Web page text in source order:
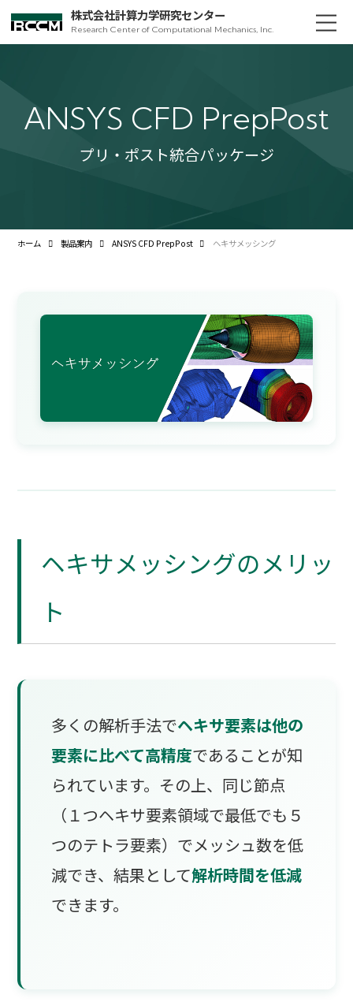
株式会社計算力学研究センター
Research Center of Computational Mechanics, Inc.
ANSYS CFD PrepPost
プリ・ポスト統合パッケージ
ホーム 製品案内 ANSYS CFD PrepPost ヘキサメッシング
ヘキサメッシングのメリッ
ト
多くの解析手法でヘキサ要素は他の
要素に比べて高精度であることが知
られています。その上、同じ節点
（１つヘキサ要素領域で最低でも５
つのテトラ要素）でメッシュ数を低
減でき、結果として解析時間を低減
できます。